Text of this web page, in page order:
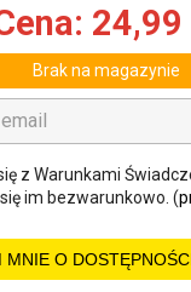
24,99
Brak na magazynie
z Warunkami
im bezwarunkowo. (
MNIE O